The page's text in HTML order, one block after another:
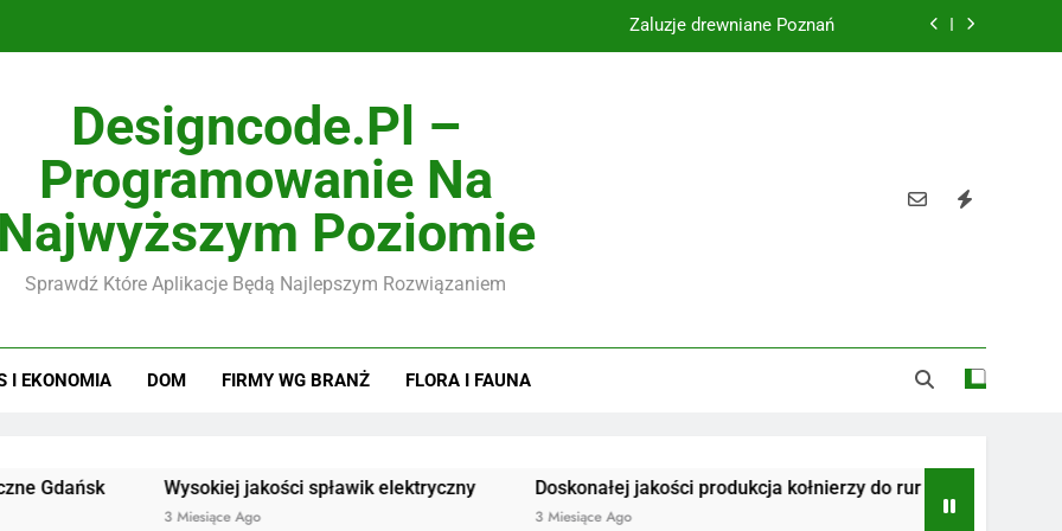
Żaluzje drewniane Poznań
Designcode.pl –
Programowanie Na
Najwyższym Poziomie
Sprawdź Które Aplikacje Będą Najlepszym Rozwiązaniem
I EKONOMIA DOM FIRMY WG BRANŻ FLORA I FAUNA
Wysokiej jakości spławik elektryczny
3 Miesiące Ago
Doskonałej jakości produkcja kołnierzy do rur
3 Miesiące Ago
Radiotelefony
3 Miesiące Ago